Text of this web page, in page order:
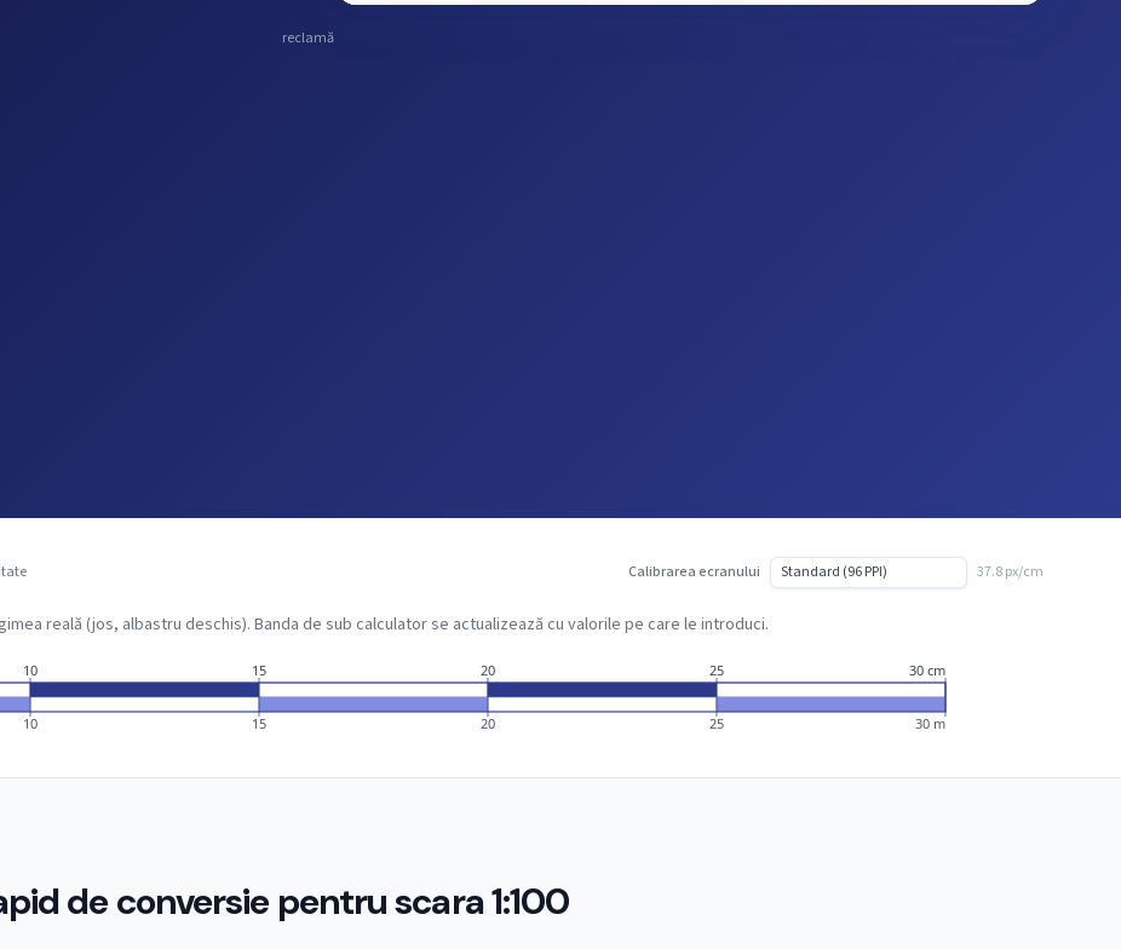
reclamă
Calibrarea ecranului 37.8 px/cm
reală (jos, albastru deschis). Banda de sub calculator se actualizează cu valorile pe care le introduci.
10
10
15
15
20
20
25
25
30 cm
30 m
de conversie pentru scara 1:100